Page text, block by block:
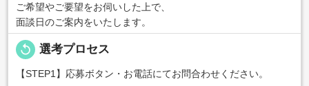
ご希望やご要望をお伺いした上で、
面談日のご案内をいたします。
replay 選考プロセス
【STEP1】応募ボタン・お電話にてお問合わせください。